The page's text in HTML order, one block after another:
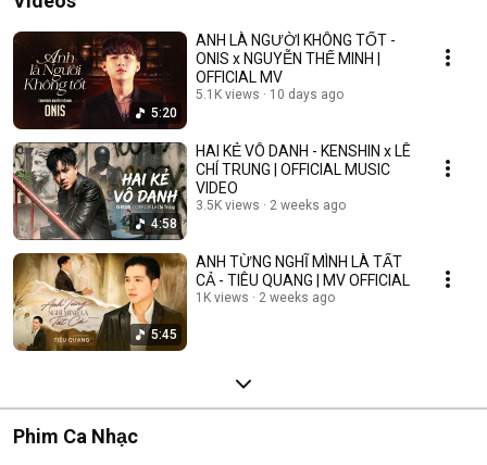
5:20
ANH LÀ NGƯỜI KHÔNG TỐT -
ONIS x NGUYỄN THẾ MINH |
OFFICIAL MV
5.1K views 10 days ago
4:58
HAI KẺ VÔ DANH - KENSHIN x LÊ
CHÍ TRUNG | OFFICIAL MUSIC
VIDEO
3.5K views 2 weeks ago
5:45
ANH TỪNG NGHĨ MÌNH LÀ TẤT
CẢ - TIÊU QUANG | MV OFFICIAL
1K views 2 weeks ago
Phim Ca Nhạc